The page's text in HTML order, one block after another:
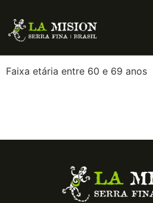
Faixa etária entre 60 e 69 anos